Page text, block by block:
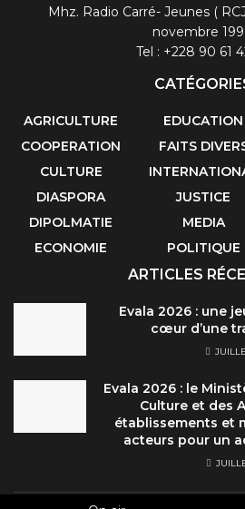
Mhz. Radio Carré- Jeunes (
novembre
Tel : +228 90 61
AGRICULTURE
COOPERATION
CULTURE
DIASPORA
DIPOLMATIE
ECONOMIE
EDUCATION
FAITS
JUSTICE
MEDIA
POLITIQUE
ARTICLES
Evala 2026 : une
cœur d’une
Evala 2026 : le
Culture et des
établissements et
acteurs pour un